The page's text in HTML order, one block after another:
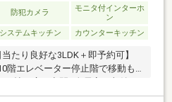
防犯カメラ
モニタ付インターホ
ン
システムキッチン カウンターキッチン
たり良好な3LDK＋即予約可】
階エレベーター停止階で移動も